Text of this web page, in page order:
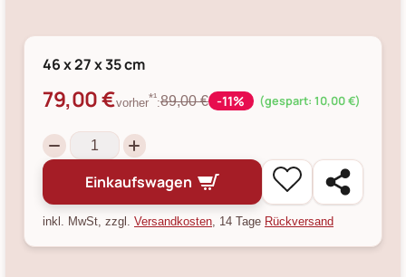
46 x 27 x 35 cm
79,00 €vorher*¹:89,00 € -11% (gespart: 10,00 €)
Einkaufswagen
inkl. MwSt, zzgl. Versandkosten, 14 Tage Rückversand